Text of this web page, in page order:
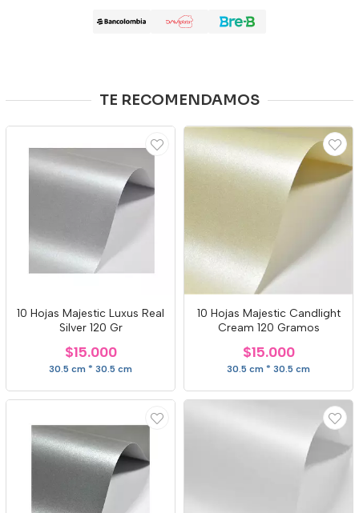
TE RECOMENDAMOS
10 Hojas Majestic Luxus Real
Silver 120 Gr
$15.000
30.5 cm * 30.5 cm
10 Hojas Majestic Candlight
Cream 120 Gramos
$15.000
30.5 cm * 30.5 cm